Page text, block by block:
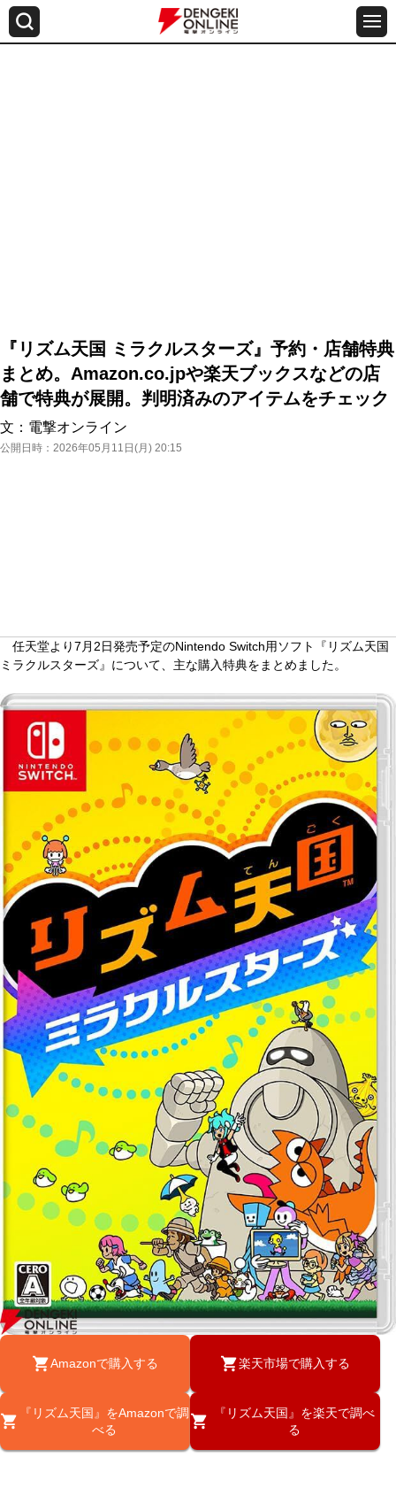
『リズム天国 ミラクルスターズ』予約・店舗特典
まとめ。Amazon.co.jpや楽天ブックスなどの店
舗で特典が展開。判明済みのアイテムをチェック
文： 電撃オンライン
公開日時： 2026年05月11日(月) 20:15
任天堂より7月2日発売予定のNintendo Switch用ソフト『リズム天国
ミラクルスターズ』について、主な購入特典をまとめました。
Amazonで購入する 楽天市場で購入する
『リズム天国』をAmazonで調
べる
『リズム天国』を楽天で調べ
る